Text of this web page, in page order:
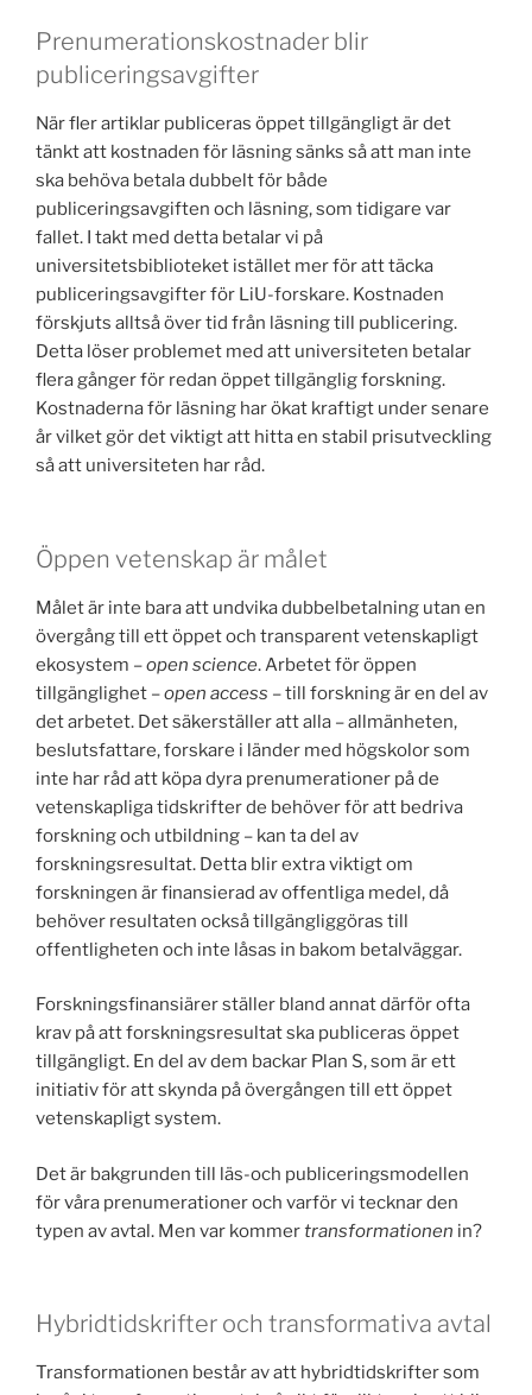
Prenumerationskostnader blir
publiceringsavgifter
När fler artiklar publiceras öppet tillgängligt är det
tänkt att kostnaden för läsning sänks så att man inte
ska behöva betala dubbelt för både
publiceringsavgiften och läsning, som tidigare var
fallet. I takt med detta betalar vi på
universitetsbiblioteket istället mer för att täcka
publiceringsavgifter för LiU-forskare. Kostnaden
förskjuts alltså över tid från läsning till publicering.
Detta löser problemet med att universiteten betalar
flera gånger för redan öppet tillgänglig forskning.
Kostnaderna för läsning har ökat kraftigt under senare
år vilket gör det viktigt att hitta en stabil prisutveckling
så att universiteten har råd.
Öppen vetenskap är målet
Målet är inte bara att undvika dubbelbetalning utan en
övergång till ett öppet och transparent vetenskapligt
ekosystem –open science. Arbetet för öppen
tillgänglighet –open access – till forskning är en del av
det arbetet. Det säkerställer att alla – allmänheten,
beslutsfattare, forskare i länder med högskolor som
inte har råd att köpa dyra prenumerationer på de
vetenskapliga tidskrifter de behöver för att bedriva
forskning och utbildning – kan ta del av
forskningsresultat. Detta blir extra viktigt om
forskningen är finansierad av offentliga medel, då
behöver resultaten också tillgängliggöras till
offentligheten och inte låsas in bakom betalväggar.
Forskningsfinansiärer ställer bland annat därför ofta
krav på att forskningsresultat ska publiceras öppet
tillgängligt. En del av dem backar Plan S, som är ett
initiativ för att skynda på övergången till ett öppet
vetenskapligt system.
Det är bakgrunden till läs-och publiceringsmodellen
för våra prenumerationer och varför vi tecknar den
typen av avtal. Men var kommertransformationen in?
Hybridtidskrifter och transformativa avtal
Transformationen består av att hybridtidskrifter som